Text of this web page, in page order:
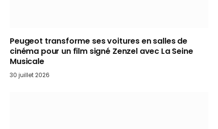
Peugeot transforme ses voitures en salles de
cinéma pour un film signé Zenzel avec La Seine
Musicale
30 juillet 2026